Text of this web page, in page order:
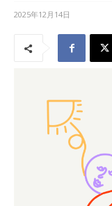
2025年12月14日